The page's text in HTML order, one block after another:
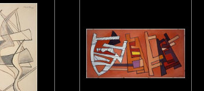
moderne - La collection du Centre Pompidou,
Leal, Paris, Centre Pompidou, 2007